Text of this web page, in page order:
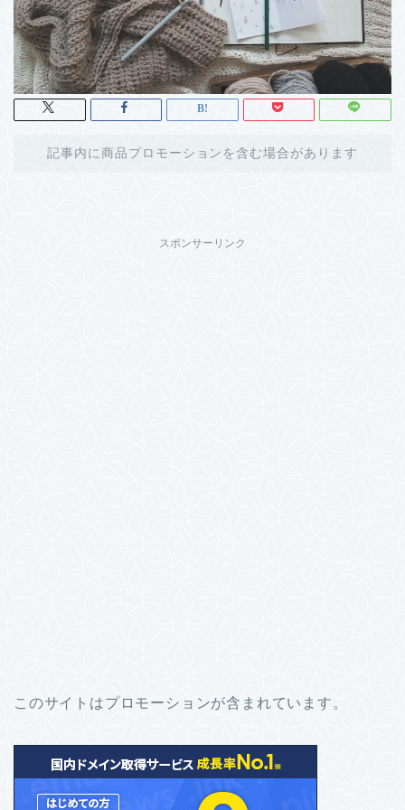
記事内に商品プロモーションを含む場合があります
スポンサーリンク
このサイトはプロモーションが含まれています。